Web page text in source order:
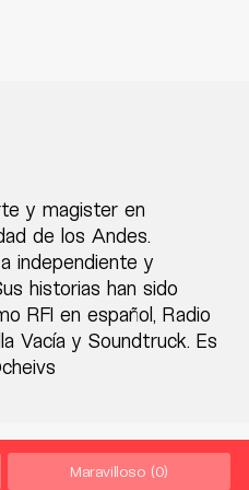
y magister en
de los Andes.
independiente y
historias han sido
RFI en español, Radio
Vacía y Soundtruck. Es
Maravilloso (0)